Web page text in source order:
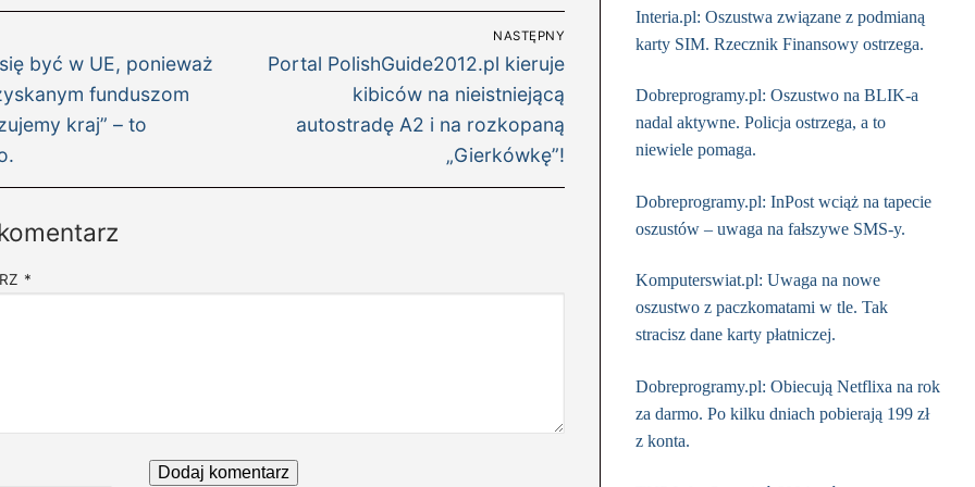
się być w UE, ponieważ
funduszom
kraj” – to
NASTĘPNY
Następny
Portal PolishGuide2012.pl kieruje
kibiców na nieistniejącą
autostradę A2 i na rozkopaną
„Gierkówkę”!
*
Interia.pl: Oszustwa związane z podmianą
karty SIM. Rzecznik Finansowy ostrzega.
Dobreprogramy.pl: Oszustwo na BLIK-a
nadal aktywne. Policja ostrzega, a to
niewiele pomaga.
Dobreprogramy.pl: InPost wciąż na tapecie
oszustów – uwaga na fałszywe SMS-y.
Komputerswiat.pl: Uwaga na nowe
oszustwo z paczkomatami w tle. Tak
stracisz dane karty płatniczej.
Dobreprogramy.pl: Obiecują Netflixa na rok
za darmo. Po kilku dniach pobierają 199 zł
z konta.